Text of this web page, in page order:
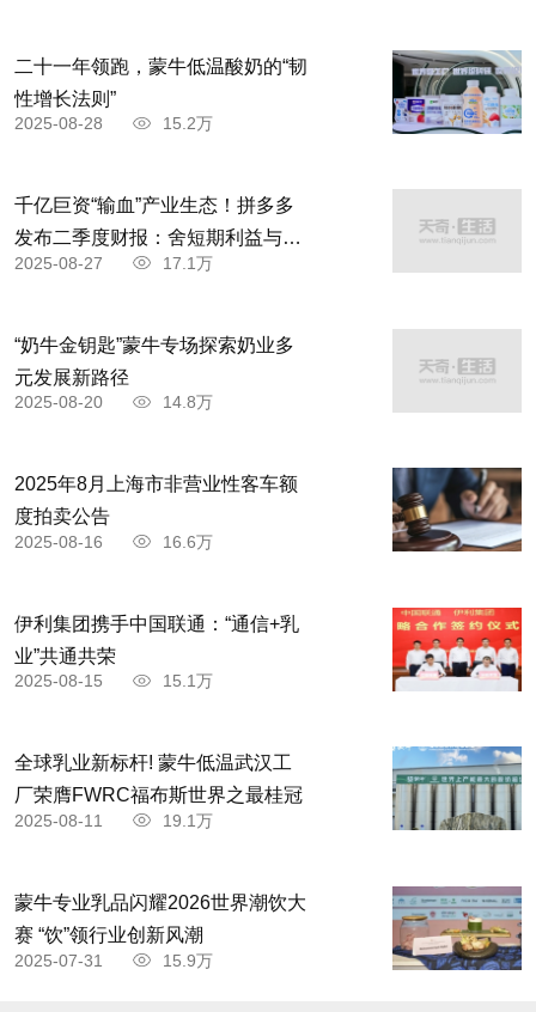
二十一年领跑，蒙牛低温酸奶的“韧
性增长法则”
2025-08-28 15.2万
千亿巨资“输血”产业生态！拼多多
发布二季度财报：舍短期利益与商
家共赴高质量发展
2025-08-27 17.1万
“奶牛金钥匙”蒙牛专场探索奶业多
元发展新路径
2025-08-20 14.8万
2025年8月上海市非营业性客车额
度拍卖公告
2025-08-16 16.6万
伊利集团携手中国联通：“通信+乳
业”共通共荣
2025-08-15 15.1万
全球乳业新标杆! 蒙牛低温武汉工
厂荣膺FWRC福布斯世界之最桂冠
2025-08-11 19.1万
蒙牛专业乳品闪耀2026世界潮饮大
赛 “饮”领行业创新风潮
2025-07-31 15.9万